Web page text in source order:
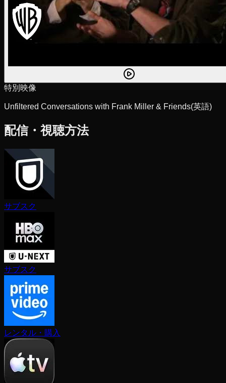
特別映像
Unfiltered Conversations with Frank Miller & Friends(英語)
配信・視聴方法
サブスク
サブスク
レンタル・購入